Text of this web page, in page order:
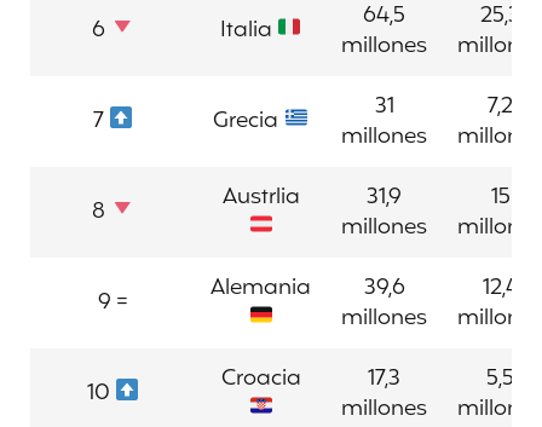
6 Italia
64,5
millones
25,3
millones
7 Grecia
31
millones
7,2
millones
8 Austrlia
31,9
millones
15
millones
9 = Alemania
39,6
millones
12,4
millones
10 Croacia
17,3
millones
5,5
millones